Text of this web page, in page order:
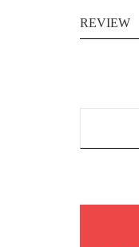
REVIEW